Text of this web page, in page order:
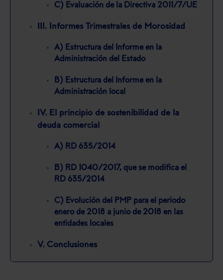
C) Evaluación de la Directiva 2011/7/UE
III. Informes Trimestrales de Morosidad
A) Estructura del Informe en la
Administración del Estado
B) Estructura del Informe en la
Administración local
IV. El principio de sostenibilidad de la
deuda comercial
A) RD 635/2014
B) RD 1040/2017, que se modifica el
RD 635/2014
C) Evolución del PMP para el periodo
enero de 2018 a junio de 2018 en las
entidades locales
V. Conclusiones